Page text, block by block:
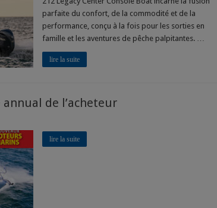
parfaite du confort, de la commodité et de la
performance, conçu à la fois pour les sorties en
famille et les aventures de pêche palpitantes. …
lire la suite
annual de l’acheteur
lire la suite